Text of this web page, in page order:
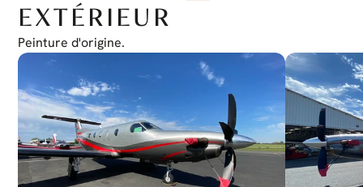
EXTÉRIEUR
Peinture d'origine.